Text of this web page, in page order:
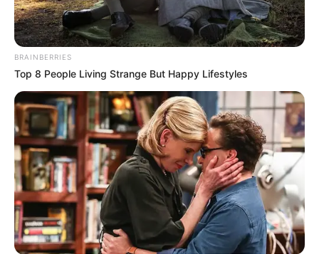
Nem tétlenkedett, egyből a gázkazán felé vette az
irányt. – Tisztán emlékszem, homlokán az izzadtság
és a korom furcsa játékot űzött, (hiszen már 17
órája dolgozott), csodálatos látvány volt.
BRAINBERRIES
Top 8 People Living Strange But Happy Lifestyles